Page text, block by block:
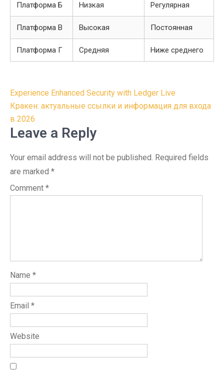
Платформа Б Низкая Регулярная
Платформа В Высокая Постоянная
Платформа Г Средняя Ниже среднего
Post
navigation
Experience Enhanced Security with Ledger Live
Кракен: актуальные ссылки и информация для входа
в 2026
Leave a Reply
Your email address will not be published. Required fields
are marked *
Comment *
Name *
Email *
Website